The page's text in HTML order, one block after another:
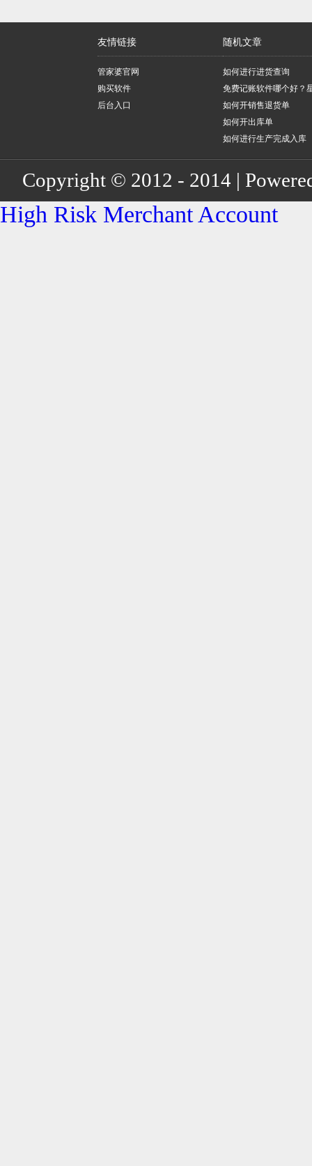
友情链接
管家婆官网
购买软件
后台入口
随机文章
如何进行进货查询
免费记账软件哪个好？
账软件怎么样？
如何开销售退货单
如何开出库单
如何进行生产完成入库
Copyright © 2012 - 2014 |
High Risk Merchant Account